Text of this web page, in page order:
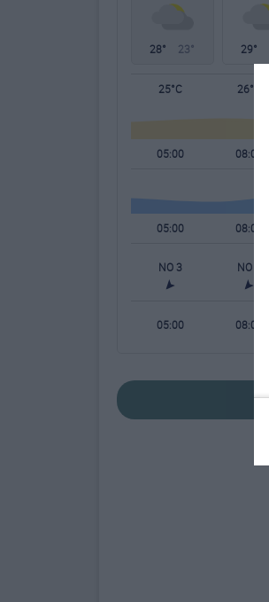
28° 23° 29°
25°C 26°C
05:00 08:00
05:00 08:00
NO 3 NO 4
05:00 08:00